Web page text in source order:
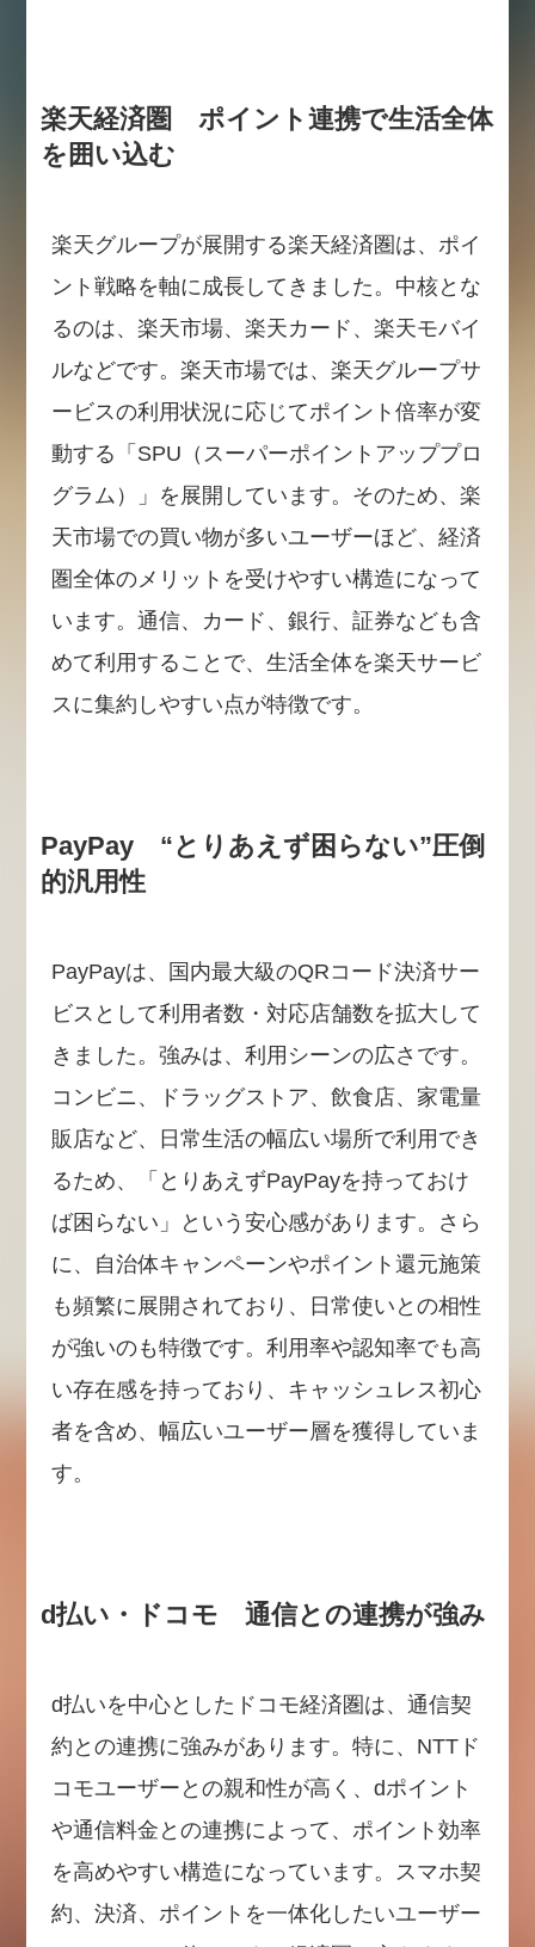
楽天経済圏 ポイント連携で生活全体
を囲い込む
楽天グループが展開する楽天経済圏は、ポイ
ント戦略を軸に成長してきました。中核とな
るのは、楽天市場、楽天カード、楽天モバイ
ルなどです。楽天市場では、楽天グループサ
ービスの利用状況に応じてポイント倍率が変
動する「SPU（スーパーポイントアッププロ
グラム）」を展開しています。そのため、楽
天市場での買い物が多いユーザーほど、経済
圏全体のメリットを受けやすい構造になって
います。通信、カード、銀行、証券なども含
めて利用することで、生活全体を楽天サービ
スに集約しやすい点が特徴です。
PayPay “とりあえず困らない”圧倒
的汎用性
PayPayは、国内最大級のQRコード決済サー
ビスとして利用者数・対応店舗数を拡大して
きました。強みは、利用シーンの広さです。
コンビニ、ドラッグストア、飲食店、家電量
販店など、日常生活の幅広い場所で利用でき
るため、「とりあえずPayPayを持っておけ
ば困らない」という安心感があります。さら
に、自治体キャンペーンやポイント還元施策
も頻繁に展開されており、日常使いとの相性
が強いのも特徴です。利用率や認知率でも高
い存在感を持っており、キャッシュレス初心
者を含め、幅広いユーザー層を獲得していま
す。
d払い・ドコモ 通信との連携が強み
d払いを中心としたドコモ経済圏は、通信契
約との連携に強みがあります。特に、NTTド
コモユーザーとの親和性が高く、dポイント
や通信料金との連携によって、ポイント効率
を高めやすい構造になっています。スマホ契
約、決済、ポイントを一体化したいユーザー